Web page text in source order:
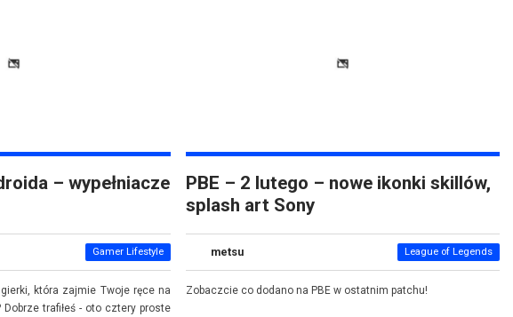
– wypełniacze
Gamer Lifestyle
która zajmie Twoje ręce na
Dobrze trafiłeś - oto cztery proste
PBE – 2 lutego – nowe ikonki skillów,
splash art Sony
metsu League of Legends
Zobaczcie co dodano na PBE w ostatnim patchu!